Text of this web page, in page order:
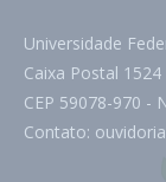
Universidade
Caixa Postal
CEP 59078-970 -
Contato: